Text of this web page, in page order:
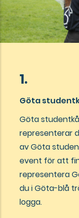
1.
Göta
Göta
representerar
av Göta
event för att
representera
du i Göta-blå
logga.